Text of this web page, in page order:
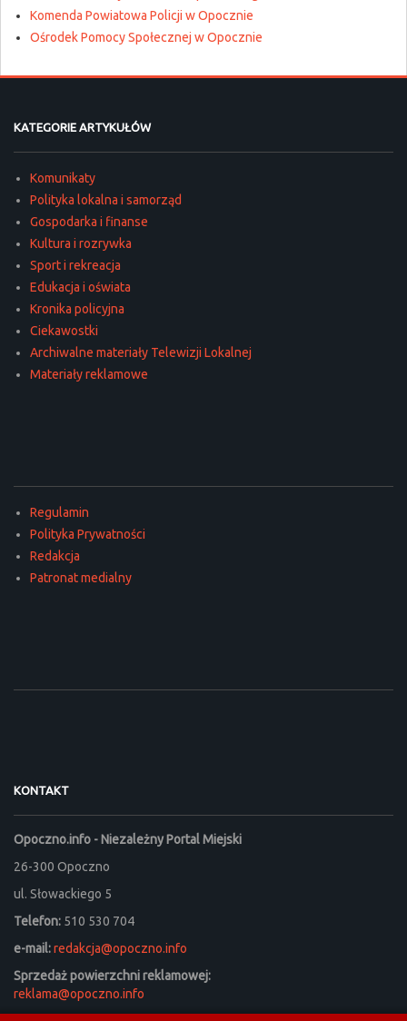
Komenda Powiatowa Policji w Opocznie
Ośrodek Pomocy Społecznej w Opocznie
KATEGORIE ARTYKUŁÓW
Komunikaty
Polityka lokalna i samorząd
Gospodarka i finanse
Kultura i rozrywka
Sport i rekreacja
Edukacja i oświata
Kronika policyjna
Ciekawostki
Archiwalne materiały Telewizji Lokalnej
Materiały reklamowe
Regulamin
Polityka Prywatności
Redakcja
Patronat medialny
KONTAKT
Opoczno.info - Niezależny Portal Miejski
26-300 Opoczno
ul. Słowackiego 5
Telefon: 510 530 704
e-mail:redakcja@opoczno.info
Sprzedaż powierzchni reklamowej:
reklama@opoczno.info